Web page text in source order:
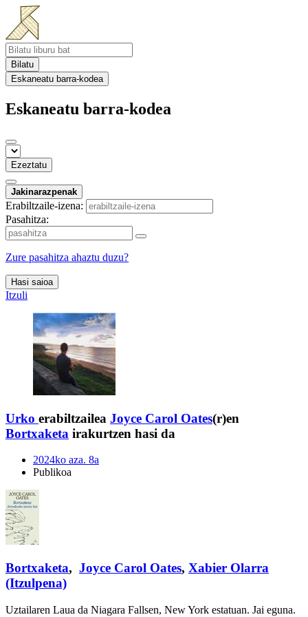
Bilatu
Eskaneatu barra-kodea
Eskaneatu barra-kodea
Ezeztatu
Jakinarazpenak
Erabiltzaile-izena:
Pasahitza:
Zure pasahitza ahaztu duzu?
Hasi saioa
Itzuli
Urko erabiltzailea Joyce Carol Oates(r)en
Bortxaketa irakurtzen hasi da
2024ko aza. 8a
Publikoa
Bortxaketa, Joyce Carol Oates, Xabier Olarra
(Itzulpena)
Uztailaren Laua da Niagara Fallsen, New York estatuan. Jai eguna.